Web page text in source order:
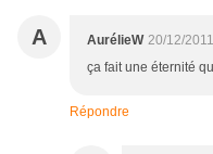
A AurélieW 20/12/
ça fait une éternité
Répondre